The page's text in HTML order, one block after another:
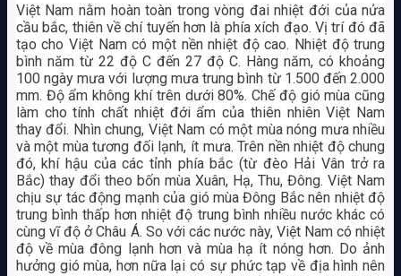
Việt Nam nằm hoàn toàn trong vòng đai nhiệt đới của nửa
cầu bắc, thiên về chí tuyến hơn là phía xích đạo. Vị trí đó đã
tạo cho Việt Nam có một nền nhiệt độ cao. Nhiệt độ trung
bình năm từ 22 độ C đến 27 độ C. Hàng năm, có khoảng
100 ngày mưa với lượng mưa trung bình từ 1.500 đến 2.000
mm. Độ ẩm không khí trên dưới 80%. Chế độ gió mùa cũng
làm cho tính chất nhiệt đới ẩm của thiên nhiên Việt Nam
thay đổi. Nhìn chung, Việt Nam có một mùa nóng mưa nhiều
và một mùa tương đối lạnh, ít mưa. Trên nền nhiệt độ chung
đó, khí hậu của các tỉnh phía bắc (từ đèo Hải Vân trở ra
Bắc) thay đổi theo bốn mùa Xuân, Hạ, Thu, Đông. Việt Nam
chịu sự tác động mạnh của gió mùa Đông Bắc nên nhiệt độ
trung bình thấp hơn nhiệt độ trung bình nhiều nước khác có
cùng vĩ độ ở Châu Á. So với các nước này, Việt Nam có nhiệt
độ về mùa đông lạnh hơn và mùa hạ ít nóng hơn. Do ảnh
hưởng gió mùa, hơn nữa lại có sự phức tạp về địa hình nên